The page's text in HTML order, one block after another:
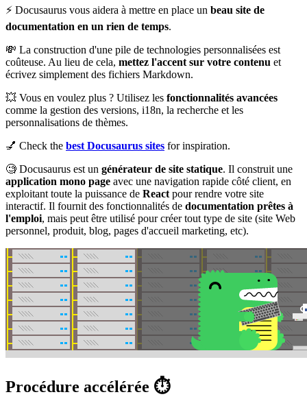
⚡️ Docusaurus vous aidera à mettre en place un beau site de
documentation en un rien de temps.
💸 La construction d'une pile de technologies personnalisées est
coûteuse. Au lieu de cela, mettez l'accent sur votre contenu et
écrivez simplement des fichiers Markdown.
💥 Vous en voulez plus ? Utilisez les fonctionnalités avancées
comme la gestion des versions, i18n, la recherche et les
personnalisations de thèmes.
💅 Check the best Docusaurus sites for inspiration.
🧐 Docusaurus est un générateur de site statique. Il construit une
application mono page avec une navigation rapide côté client, en
exploitant toute la puissance de React pour rendre votre site
interactif. Il fournit des fonctionnalités de documentation prêtes à
l'emploi, mais peut être utilisé pour créer tout type de site (site Web
personnel, produit, blog, pages d'accueil marketing, etc).
Procédure accélérée ⏱️